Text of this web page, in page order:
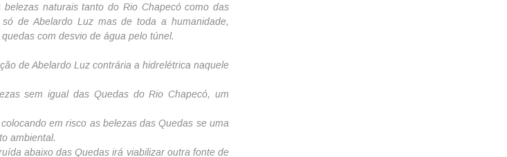
naturais tanto do Rio Chapecó como das
de Abelardo Luz mas de toda a humanidade,
com desvio de água pelo túnel.
de Abelardo Luz contrária a hidrelétrica naquele
sem igual das Quedas do Rio Chapecó, um
em risco as belezas das Quedas se uma
ambiental.
abaixo das Quedas irá viabilizar outra fonte de